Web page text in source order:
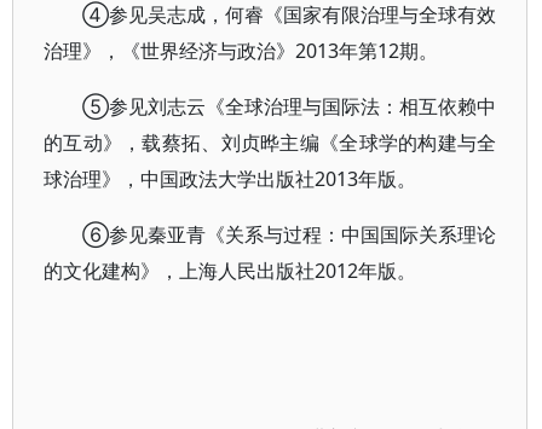
④参见吴志成，何睿《国家有限治理与全球有效
治理》，《世界经济与政治》2013年第12期。
⑤参见刘志云《全球治理与国际法：相互依赖中
的互动》，载蔡拓、刘贞晔主编《全球学的构建与全
球治理》，中国政法大学出版社2013年版。
⑥参见秦亚青《关系与过程：中国国际关系理论
的文化建构》，上海人民出版社2012年版。